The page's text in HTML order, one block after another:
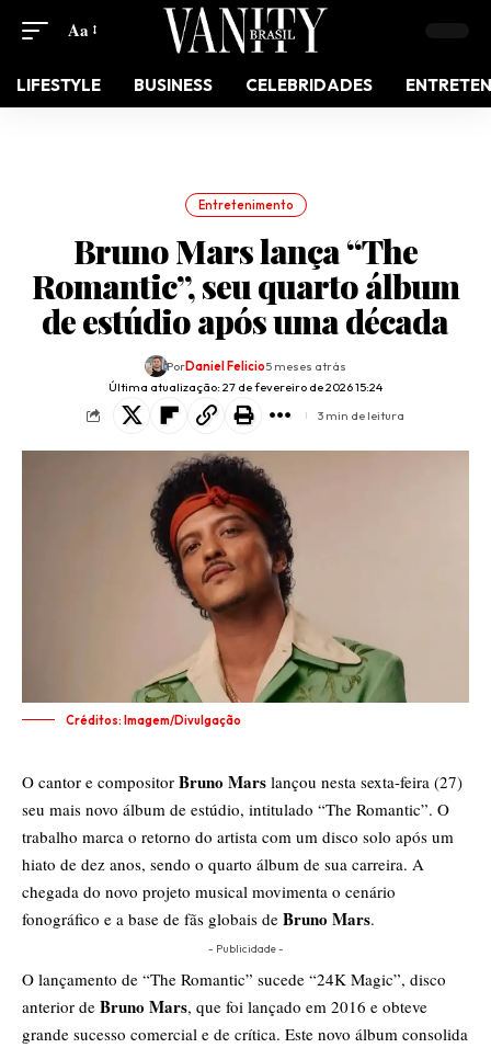
Aa
LIFESTYLE BUSINESS CELEBRIDADES
Entretenimento
Bruno Mars lança “The
Romantic”, seu quarto álbum
de estúdio após uma década
Última atualização: 27 de fevereiro de 2026 15:24
PorDaniel Felicio5 meses atrás
3 min de leitura
Créditos: Imagem/Divulgação
O cantor e compositor Bruno Mars lançou nesta sexta-feira (27)
seu mais novo álbum de estúdio, intitulado “The Romantic”. O
trabalho marca o retorno do artista com um disco solo após um
hiato de dez anos, sendo o quarto álbum de sua carreira. A
chegada do novo projeto musical movimenta o cenário
fonográfico e a base de fãs globais de Bruno Mars.
- Publicidade -
O lançamento de “The Romantic” sucede “24K Magic”, disco
anterior de Bruno Mars, que foi lançado em 2016 e obteve
grande sucesso comercial e de crítica. Este novo álbum consolida